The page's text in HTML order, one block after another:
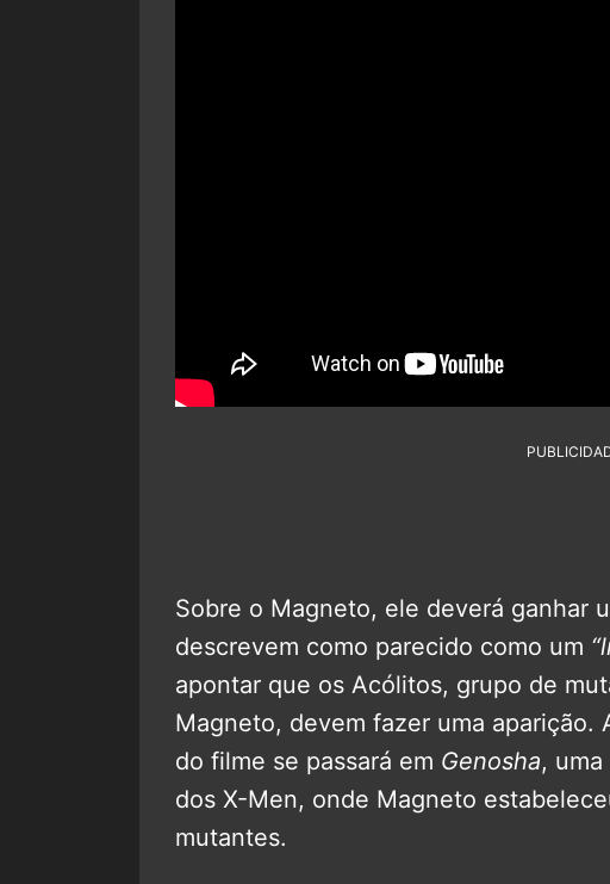
Sobre o Magneto, ele deverá ganhar
descrevem como parecido como um
apontar que os Acólitos, grupo de
Magneto, devem fazer uma aparição.
do filme se passará em Genosha,
dos X-Men, onde Magneto
mutantes.